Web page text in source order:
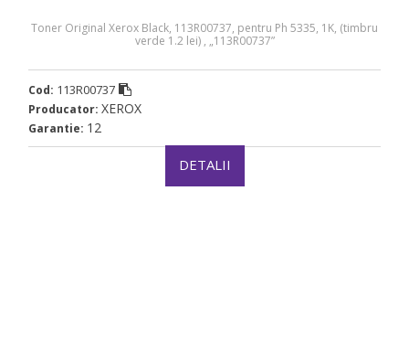
Toner Original Xerox Black, 113R00737, pentru Ph 5335, 1K, (timbru
verde 1.2 lei) , „113R00737”
Cod: 113R00737
Producator: XEROX
Garantie: 12
DETALII